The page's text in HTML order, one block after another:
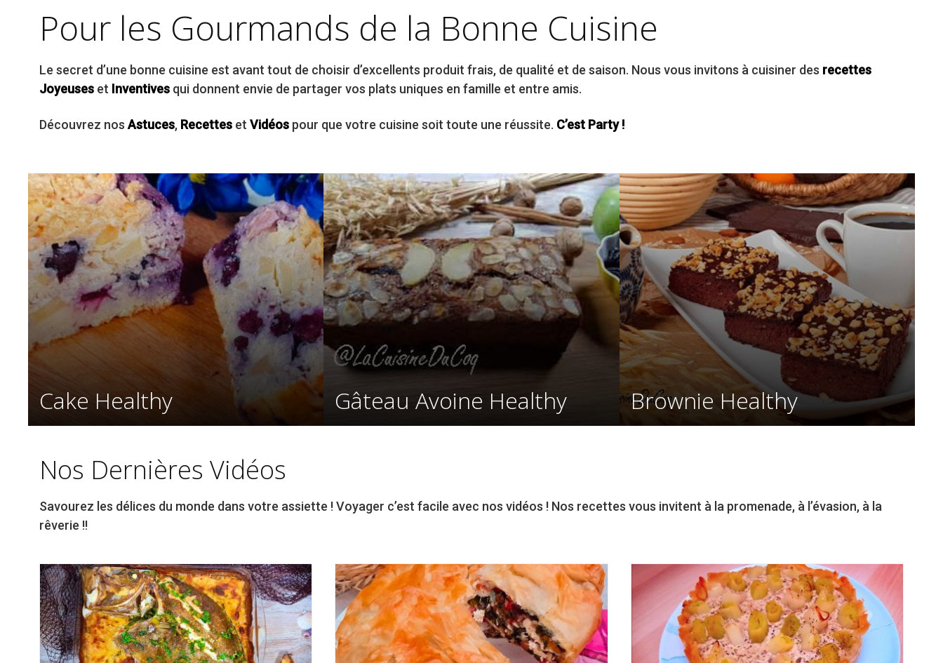
Pour les Gourmands de la Bonne Cuisine
Le secret d’une bonne cuisine est avant tout de choisir d’excellents produit frais, de qualité et de saison. Nous vous invitons à cuisiner des recettes
Joyeuses et Inventives qui donnent envie de partager vos plats uniques en famille et entre amis.
Découvrez nos Astuces, Recettes et Vidéos pour que votre cuisine soit toute une réussite. C’est Party !
Cake Healthy Gâteau Avoine Healthy Brownie Healthy
Nos Dernières Vidéos
Savourez les délices du monde dans votre assiette ! Voyager c’est facile avec nos vidéos ! Nos recettes vous invitent à la promenade, à l’évasion, à la
rêverie !!